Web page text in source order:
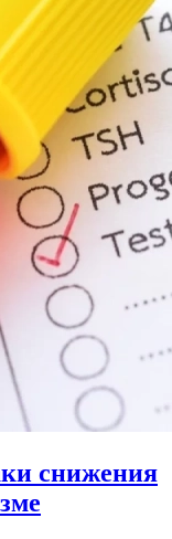
снижения